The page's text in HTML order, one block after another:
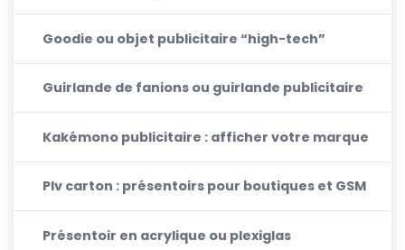
Goodie ou objet publicitaire “high-tech”
Guirlande de fanions ou guirlande publicitaire
Kakémono publicitaire : afficher votre marque
Plv carton : présentoirs pour boutiques et GSM
Présentoir en acrylique ou plexiglas